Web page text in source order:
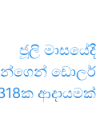
ජූලි මාසයේදී
ඩොලර්
ආදායමක්